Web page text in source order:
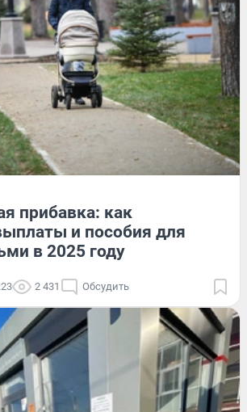
прибавка: как
и пособия для
в 2025 году
2 431 Обсудить